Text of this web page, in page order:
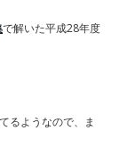
で解いた平成28年度
るようなので、ま